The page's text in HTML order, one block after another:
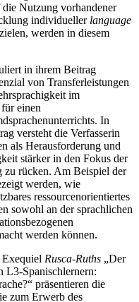
Nutzung vorhandener
individueller language
werden in diesem
in ihrem Beitrag
von Transferleistungen
im
einen
In
versteht die Verfasserin
als Herausforderung und
stärker in den Fokus der
zu rücken. Am Beispiel der
werden, wie
ressourcenorientiertes
sowohl an der sprachlichen
werden können.
Exequiel Rusca-Ruths „Der
L3-Spanischlernern:
präsentieren die
zum Erwerb des